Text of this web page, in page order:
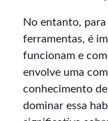
No entanto,
ferramentas, é
funcionam e
envolve uma
conhecimento
dominar essa